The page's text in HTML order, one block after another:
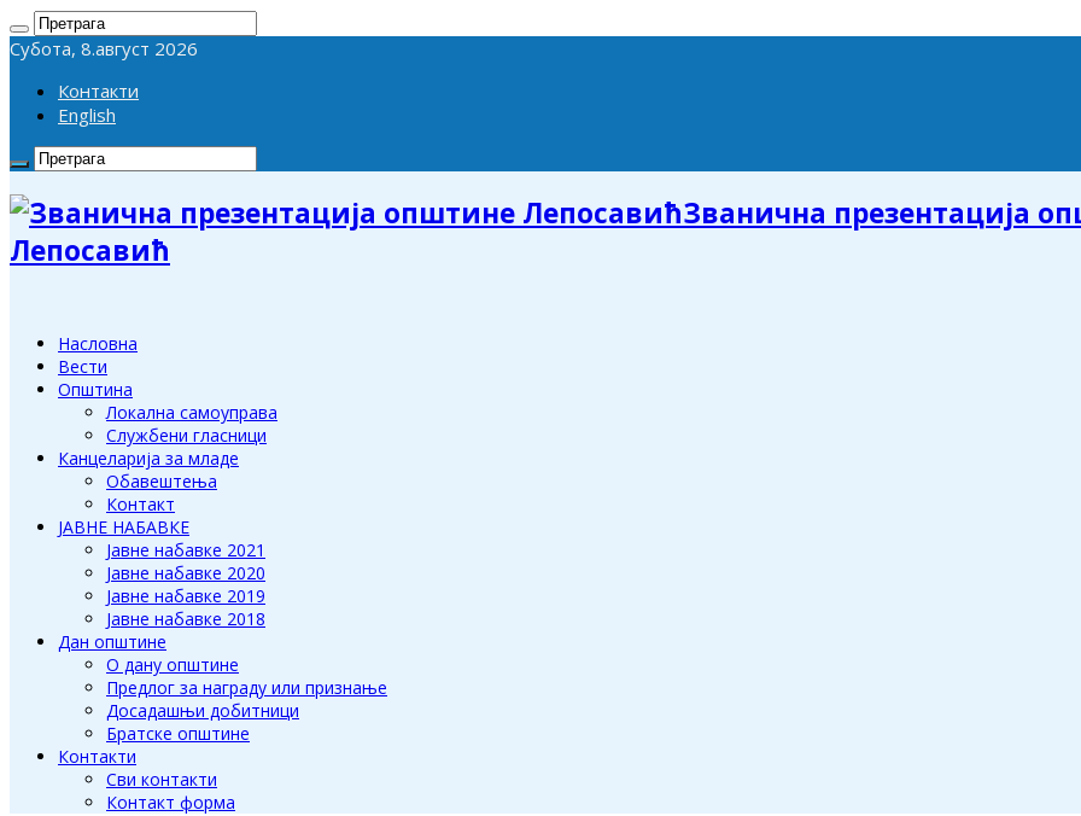
Субота, 8.август 2026
Контакти
English
Званична презентација
Лепосавић
Насловна
Вести
Општина
Локална самоуправа
Службени гласници
Канцеларија за младе
Обавештења
Контакт
ЈАВНЕ НАБАВКЕ
Јавне набавке 2021
Јавне набавке 2020
Јавне набавке 2019
Јавне набавке 2018
Дан општине
О дану општине
Предлог за награду или признање
Досадашњи добитници
Братске општине
Контакти
Сви контакти
Контакт форма